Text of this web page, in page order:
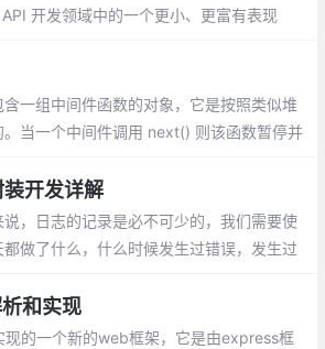
开发领域中的一个更小、更富有表现
理。
一组中间件函数的对象，它是按照类似堆
当一个中间件调用 next() 则该函数暂停并
个中间件恢复执行其上游行为
开发详解
，日志的记录是必不可少的，我们需要使
做了什么，什么时候发生过错误，发生过
和实现
的一个新的web框